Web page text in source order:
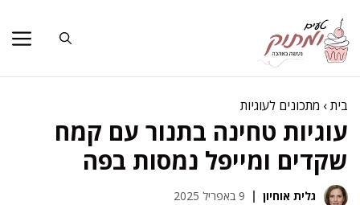
לתוכן
בית› מתכונים לעוגיות
עוגיות טחינה בתנור עם קמח
שקדים ומייפל נמסות בפה
גלית אוחיון 9 באפריל 2025